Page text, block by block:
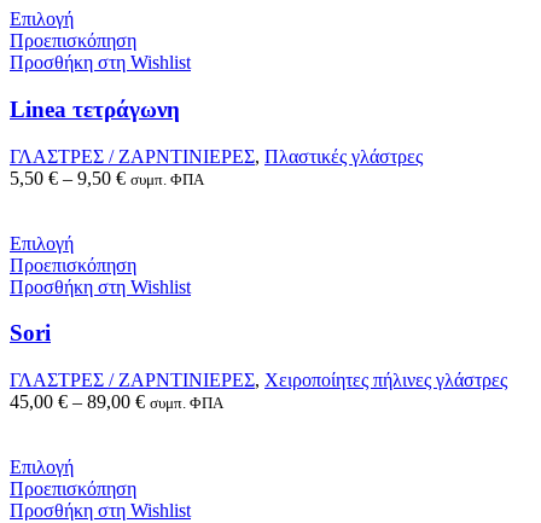
Επιλογή
Προεπισκόπηση
Προσθήκη στη Wishlist
Linea τετράγωνη
ΓΛΑΣΤΡΕΣ / ΖΑΡΝΤΙΝΙΕΡΕΣ, Πλαστικές γλάστρες
5,50 € – 9,50 € συμπ. ΦΠΑ
Επιλογή
Προεπισκόπηση
Προσθήκη στη Wishlist
Sori
ΓΛΑΣΤΡΕΣ / ΖΑΡΝΤΙΝΙΕΡΕΣ, Χειροποίητες πήλινες γλάστρες
45,00 € – 89,00 € συμπ. ΦΠΑ
Επιλογή
Προεπισκόπηση
Προσθήκη στη Wishlist